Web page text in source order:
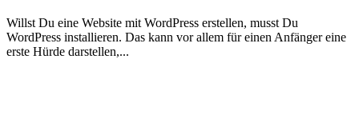
Willst Du eine Website mit WordPress erstellen, musst Du
WordPress installieren. Das kann vor allem für einen Anfänger eine
erste Hürde darstellen,...